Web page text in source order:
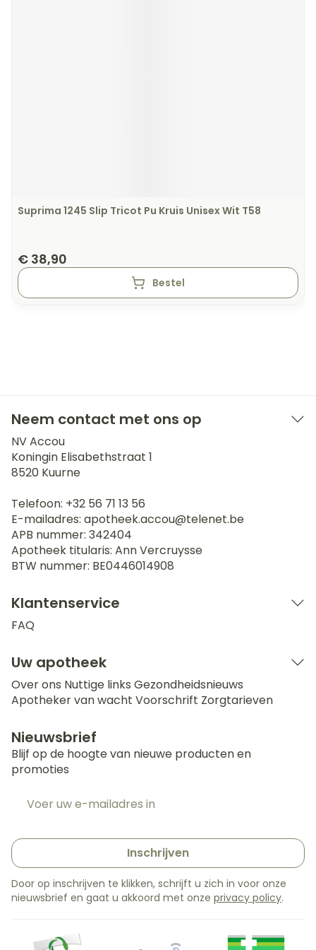
Suprima 1245 Slip Tricot Pu Kruis Unisex Wit T58
€ 38,90
Bestel
Neem contact met ons op
NV Accou
Koningin Elisabethstraat 1
8520 Kuurne
Telefoon: +32 56 71 13 56
E-mailadres: apotheek.accou@telenet.be
APB nummer: 342404
Apotheek titularis: Ann Vercruysse
BTW nummer: BE0446014908
Klantenservice
FAQ
Uw apotheek
Over ons Nuttige links Gezondheidsnieuws
Apotheker van wacht Voorschrift Zorgtarieven
Nieuwsbrief
Blijf op de hoogte van nieuwe producten en
promoties
Inschrijven
Door op inschrijven te klikken, schrijft u zich in voor onze
nieuwsbrief en gaat u akkoord met onze privacy policy.